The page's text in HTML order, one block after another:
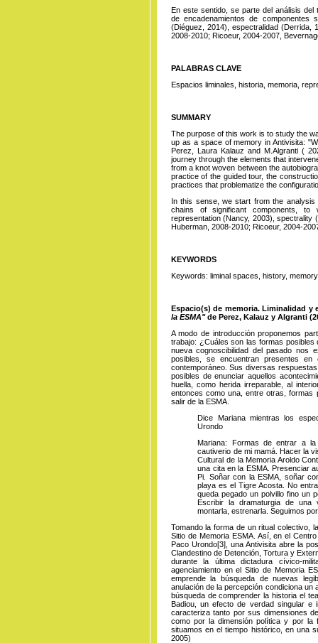
En este sentido, se parte del análisis
de encadenamientos de componentes
(Diéguez, 2014), espectralidad (Derrida,
2008-2010; Ricoeur, 2004-2007,
PALABRAS CLAVE
Espacios liminales, historia, memoria,
SUMMARY
The purpose of this work is to study the
up as a space of memory in Antivisita:
Perez, Laura Kalauz and M.Algranti (
journey through the elements that
from a knot woven between the
practice of the guided tour, the
practices that problematize the
In this sense, we start from the
chains of significant components,
representation (Nancy, 2003), spectrality
Huberman, 2008-2010; Ricoeur, 2004-
KEYWORDS
Keywords: liminal spaces, history,
Espacio(s) de memoria. Liminalidad y
la ESMA"de Perez, Kalauz y Algranti
A modo de introducción proponemos
trabajo: ¿Cuáles son las formas
nueva cognoscibilidad del pasado nos
posibles, se encuentran presentes en
contemporáneo. Sus diversas
posibles de enunciar aquellos
huella, como herida irreparable, al
entonces como una, entre otras,
salir de la ESMA.
Dice Mariana mientras los
Urondo
Mariana: Formas de entrar a
cautiverio de mi mamá. Hacer la
Cultural de la Memoria Aroldo
una cita en la ESMA. Presenciar
Pi. Soñar con la ESMA, soñar
playa es el Tigre Acosta. No
queda pegado un polvillo fino un
Escribir la dramaturgia de una
montarla, estrenarla. Seguimos
Tomando la forma de un ritual colectivo,
Sitio de Memoria ESMA. Así, en el
Paco Urondo[3], una Antivisitaabre la
Clandestino de Detención, Tortura y
durante la última dictadura cívico-
agenciamiento en el Sitio de Memoria
emprende la búsqueda de nuevas
anulación de la percepción condiciona
búsqueda de comprender la historia el
Badiou, un efecto de verdad singular e
caracteriza tanto por sus dimensiones
como por la dimensión política y por la
situamos en el tiempo histórico, en una
2005)